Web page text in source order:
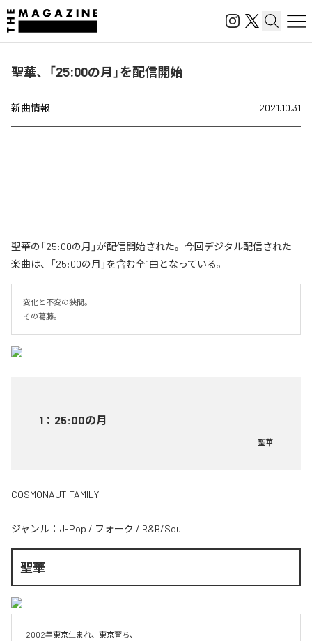
聖華、「25:00の月」を配信開始
新曲情報 2021.10.31
聖華の「25:00の月」が配信開始された。今回デジタル配信された
楽曲は、「25:00の月」を含む全1曲となっている。
変化と不変の狭間。
その葛藤。
1 ： 25:00の月
聖華
COSMONAUT FAMILY
ジャンル： J-Pop / フォーク / R&B/Soul
聖華
2002年東京生まれ、東京育ち、